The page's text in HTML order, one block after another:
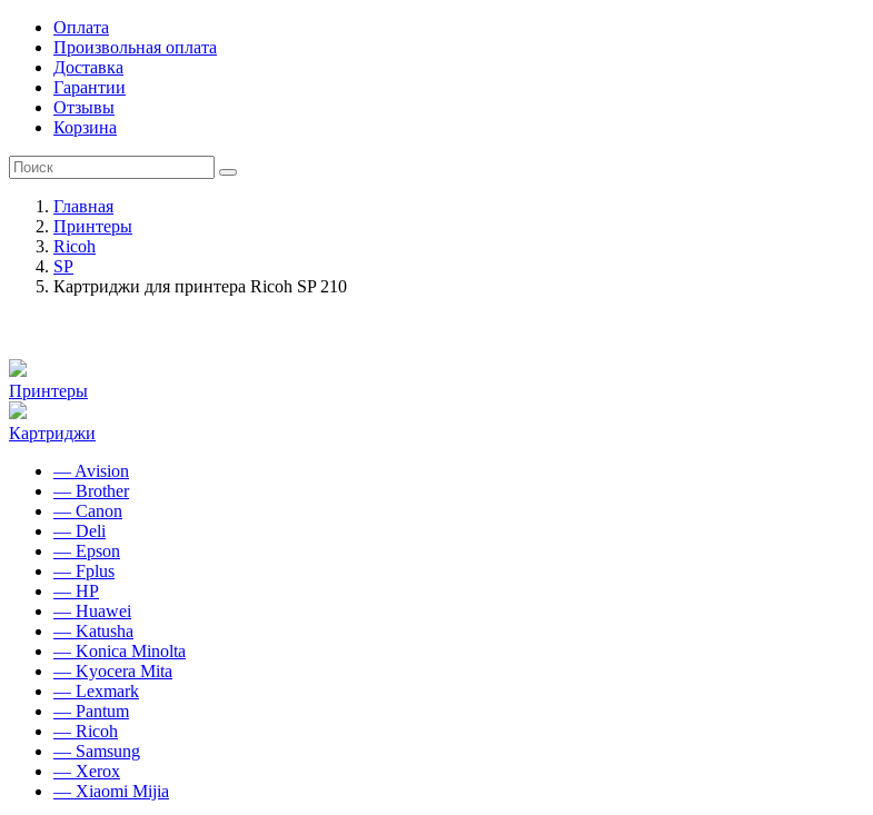
Оплата
Произвольная оплата
Доставка
Гарантии
Отзывы
Корзина
Главная
Принтеры
Ricoh
SP
Картриджи для принтера Ricoh SP 210
Принтеры
Картриджи
— Avision
— Brother
— Canon
— Deli
— Epson
— Fplus
— HP
— Huawei
— Katusha
— Konica Minolta
— Kyocera Mita
— Lexmark
— Pantum
— Ricoh
— Samsung
— Xerox
— Xiaomi Mijia